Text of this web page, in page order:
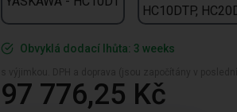
HC10DTP,
Obvyklá dodací lhůta: 3 weeks
97 776,25 Kč